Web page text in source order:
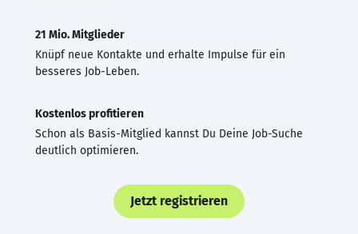
21 Mio. Mitglieder
Knüpf neue Kontakte und erhalte Impulse für ein
besseres Job-Leben.
Kostenlos profitieren
Schon als Basis-Mitglied kannst Du Deine Job-Suche
deutlich optimieren.
Jetzt registrieren